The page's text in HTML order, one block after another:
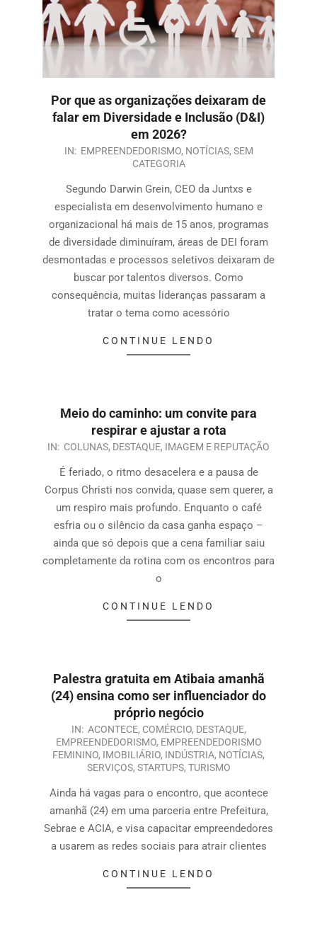
Por que as organizações deixaram de
falar em Diversidade e Inclusão (D&I)
em 2026?
IN: EMPREENDEDORISMO, NOTÍCIAS, SEM
CATEGORIA
Segundo Darwin Grein, CEO da Juntxs e
especialista em desenvolvimento humano e
organizacional há mais de 15 anos, programas
de diversidade diminuíram, áreas de DEI foram
desmontadas e processos seletivos deixaram de
buscar por talentos diversos. Como
consequência, muitas lideranças passaram a
tratar o tema como acessório
CONTINUE LENDO
Meio do caminho: um convite para
respirar e ajustar a rota
IN: COLUNAS, DESTAQUE, IMAGEM E REPUTAÇÃO
É feriado, o ritmo desacelera e a pausa de
Corpus Christi nos convida, quase sem querer, a
um respiro mais profundo. Enquanto o café
esfria ou o silêncio da casa ganha espaço –
ainda que só depois que a cena familiar saiu
completamente da rotina com os encontros para
o
CONTINUE LENDO
Palestra gratuita em Atibaia amanhã
(24) ensina como ser influenciador do
próprio negócio
IN: ACONTECE, COMÉRCIO, DESTAQUE,
EMPREENDEDORISMO, EMPREENDEDORISMO
FEMININO, IMOBILIÁRIO, INDÚSTRIA, NOTÍCIAS,
SERVIÇOS, STARTUPS, TURISMO
Ainda há vagas para o encontro, que acontece
amanhã (24) em uma parceria entre Prefeitura,
Sebrae e ACIA, e visa capacitar empreendedores
a usarem as redes sociais para atrair clientes
CONTINUE LENDO